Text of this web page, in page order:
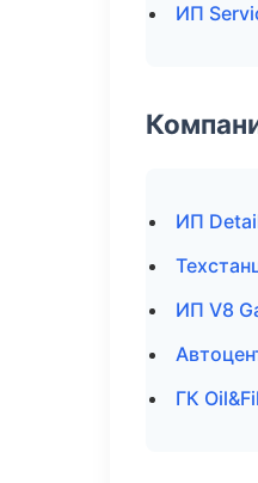
ИП
ИП
ИП V8
ГК